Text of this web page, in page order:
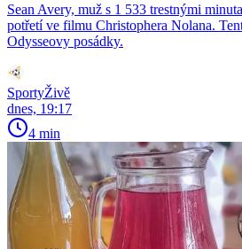
Sean Avery, muž s 1 533 trestnými
potřetí ve filmu Christophera Nolana.
Odysseovy posádky.
SportyŽivě
dnes, 19:17
4 min